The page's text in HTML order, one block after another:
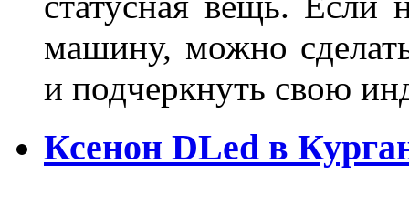
машину, можно
и подчеркнуть свою
Ксенон DLed в